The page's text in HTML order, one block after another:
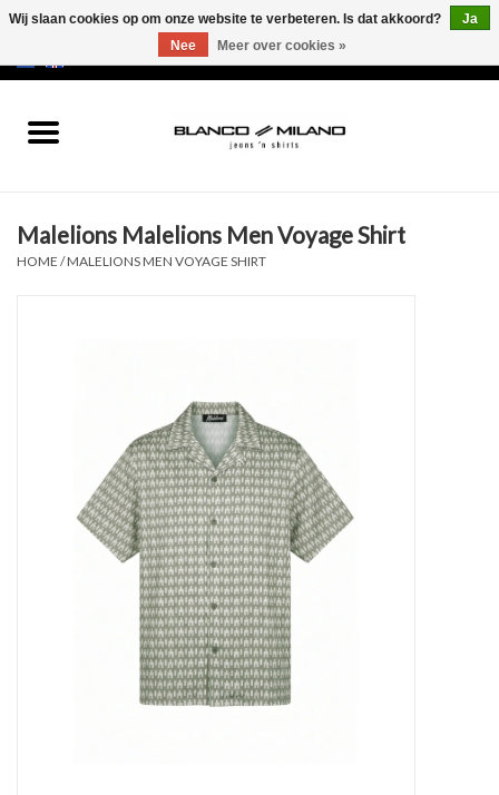
SALE 50%
Malelions Malelions Men Voyage Shirt
HOME /MALELIONS MEN VOYAGE SHIRT
Wij slaan cookies op om onze website te verbeteren. Is dat akkoord?
Ja
Nee
Meer over cookies »